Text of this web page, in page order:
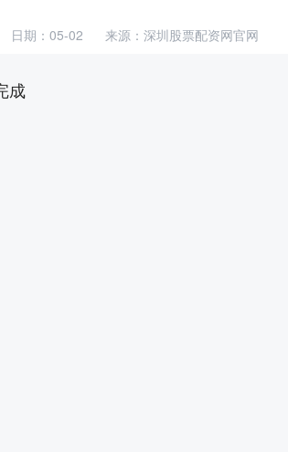
日期：05-02 来源：深圳股票配资网官网
成